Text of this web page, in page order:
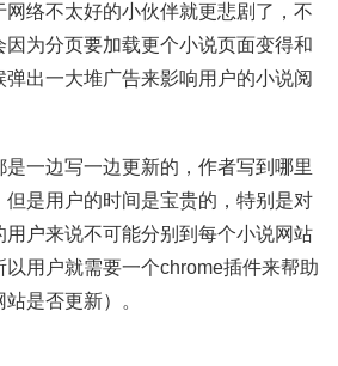
络不太好的小伙伴就更悲剧了，不
为分页要加载更个小说页面变得和
出一大堆广告来影响用户的小说阅
一边写一边更新的，作者写到哪里
但是用户的时间是宝贵的，特别是对
户来说不可能分别到每个小说网站
用户就需要一个chrome插件来帮助
是否更新）。